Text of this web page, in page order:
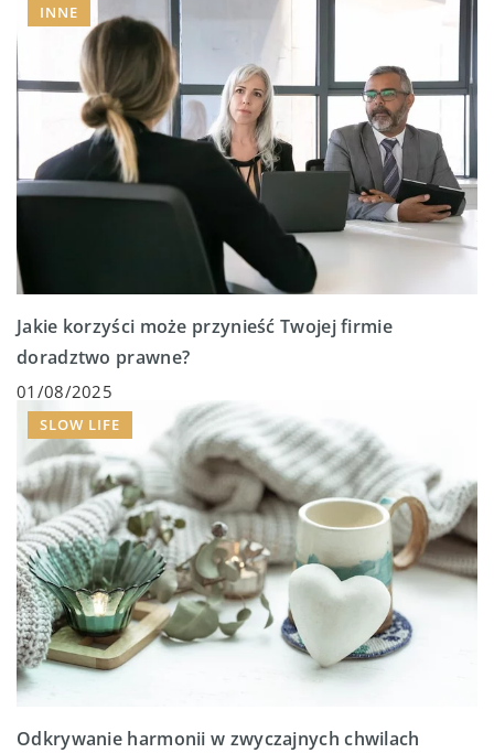
INNE
Jakie korzyści może przynieść Twojej firmie
doradztwo prawne?
01/08/2025
SLOW LIFE
Odkrywanie harmonii w zwyczajnych chwilach